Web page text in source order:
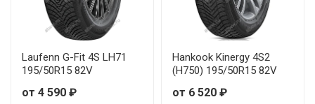
Laufenn G-Fit 4S LH71
195/50R15 82V
от 4 590 ₽
Hankook Kinergy 4S2
(H750) 195/50R15 82V
от 6 520 ₽